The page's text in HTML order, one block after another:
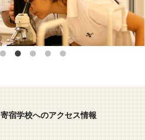
寄宿学校へのアクセス情報